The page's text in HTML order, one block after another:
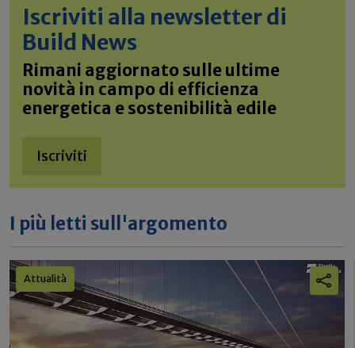
Iscriviti alla newsletter di
Build News
Rimani aggiornato sulle ultime
novità in campo di efficienza
energetica e sostenibilità edile
Iscriviti
I più letti sull'argomento
Attualità